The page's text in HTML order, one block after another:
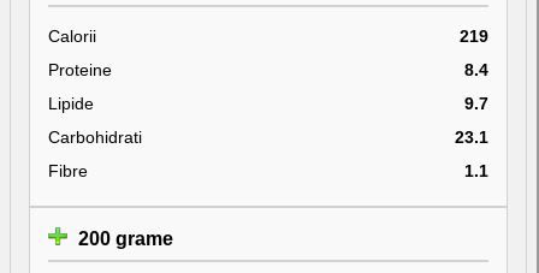
Calorii
219
Proteine
8.4
Lipide
9.7
Carbohidrati
23.1
Fibre
1.1
200 grame